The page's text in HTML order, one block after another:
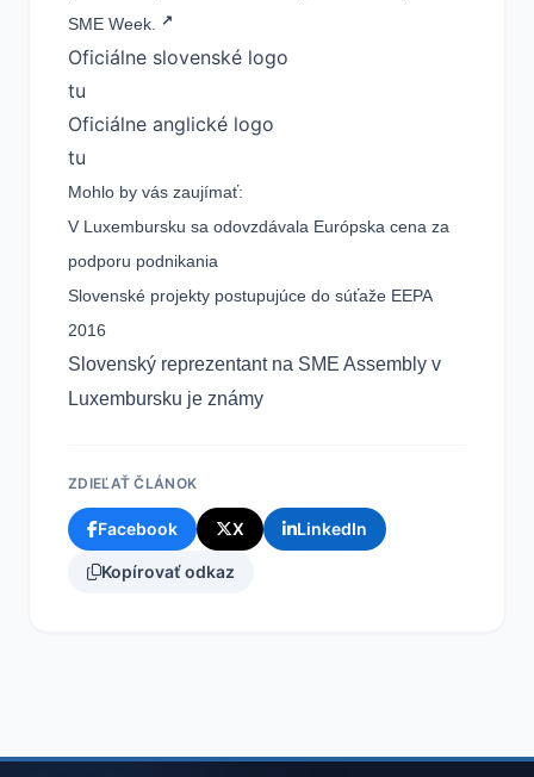
SME Week.
Oficiálne slovenské logo
tu
Oficiálne anglické logo
tu
Mohlo by vás zaujímať:
V Luxembursku sa odovzdávala Európska cena za
podporu podnikania
Slovenské projekty postupujúce do súťaže EEPA
2016
Slovenský reprezentant na SME Assembly v
Luxembursku je známy
ZDIEĽAŤ ČLÁNOK
Facebook X LinkedIn
Kopírovať odkaz